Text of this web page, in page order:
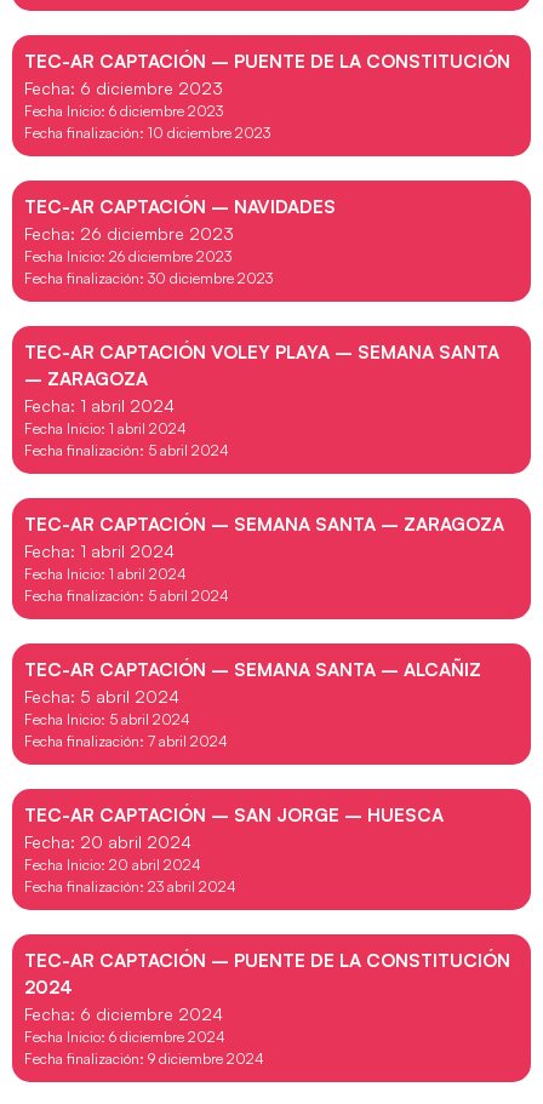
TEC-AR CAPTACIÓN – PUENTE DE LA CONSTITUCIÓN
Fecha: 6 diciembre 2023
Fecha Inicio: 6 diciembre 2023
Fecha finalización: 10 diciembre 2023
TEC-AR CAPTACIÓN – NAVIDADES
Fecha: 26 diciembre 2023
Fecha Inicio: 26 diciembre 2023
Fecha finalización: 30 diciembre 2023
TEC-AR CAPTACIÓN VOLEY PLAYA – SEMANA SANTA
– ZARAGOZA
Fecha: 1 abril 2024
Fecha Inicio: 1 abril 2024
Fecha finalización: 5 abril 2024
TEC-AR CAPTACIÓN – SEMANA SANTA – ZARAGOZA
Fecha: 1 abril 2024
Fecha Inicio: 1 abril 2024
Fecha finalización: 5 abril 2024
TEC-AR CAPTACIÓN – SEMANA SANTA – ALCAÑIZ
Fecha: 5 abril 2024
Fecha Inicio: 5 abril 2024
Fecha finalización: 7 abril 2024
TEC-AR CAPTACIÓN – SAN JORGE – HUESCA
Fecha: 20 abril 2024
Fecha Inicio: 20 abril 2024
Fecha finalización: 23 abril 2024
TEC-AR CAPTACIÓN – PUENTE DE LA CONSTITUCIÓN
2024
Fecha: 6 diciembre 2024
Fecha Inicio: 6 diciembre 2024
Fecha finalización: 9 diciembre 2024